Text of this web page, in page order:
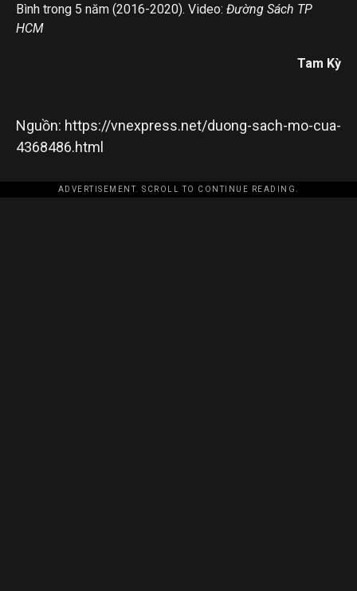
Bình trong 5 năm (2016-2020). Video: Đường Sách TP
HCM
Tam Kỳ
Nguồn: https://vnexpress.net/duong-sach-mo-cua-
4368486.html
ADVERTISEMENT. SCROLL TO CONTINUE READING.